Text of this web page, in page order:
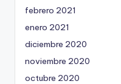
febrero 2021
enero 2021
diciembre 2020
noviembre 2020
octubre 2020